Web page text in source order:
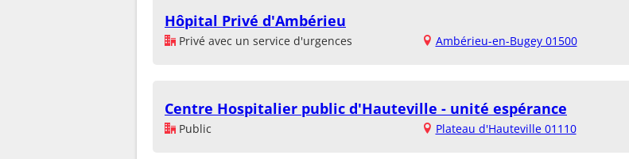
Hôpital Privé d'Ambérieu
Privé avec un service d'urgences Ambérieu-en-Bugey 01500
Centre Hospitalier public d'Hauteville - unité espérance
Public Plateau d'Hauteville 01110